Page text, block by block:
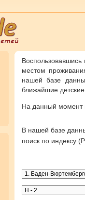
местом
нашей базе
ближайшие
На данный
В нашей базе
поиск по индексу